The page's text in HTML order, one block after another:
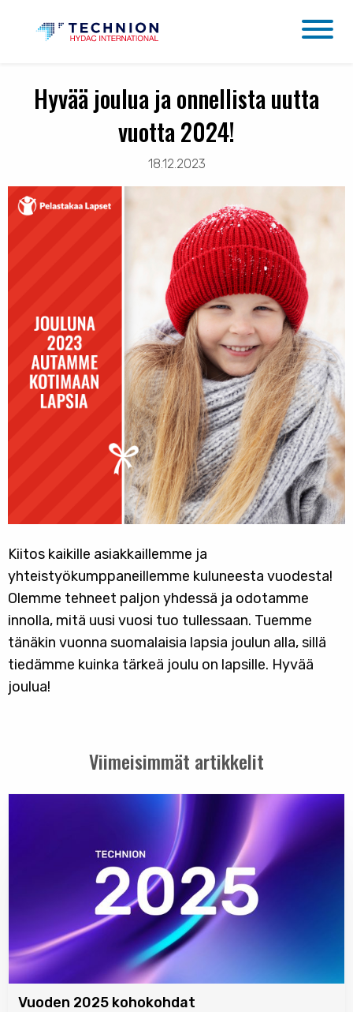
Hyvää joulua ja onnellista uutta
vuotta 2024!
18.12.2023
Kiitos kaikille asiakkaillemme ja
yhteistyökumppaneillemme kuluneesta vuodesta!
Olemme tehneet paljon yhdessä ja odotamme
innolla, mitä uusi vuosi tuo tullessaan. Tuemme
tänäkin vuonna suomalaisia lapsia joulun alla, sillä
tiedämme kuinka tärkeä joulu on lapsille. Hyvää
joulua!
Viimeisimmät artikkelit
Vuoden 2025 kohokohdat